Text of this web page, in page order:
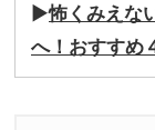
▶怖くみえな
へ！おすすめ